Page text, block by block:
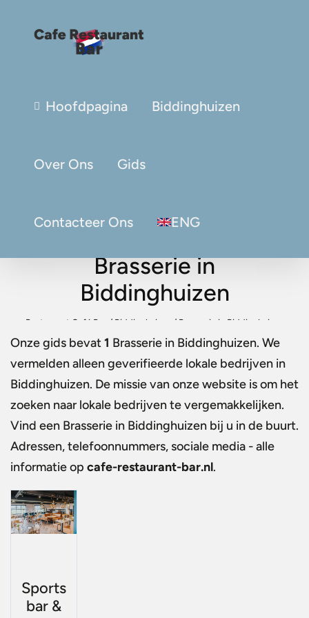
Hoofdpagina Biddinghuizen
Over Ons Gids
Contacteer Ons ENG
Brasserie in
Biddinghuizen
Restaurant Café Bar / Biddinghuizen / Brasserie in Biddinghuizen
Onze gids bevat1 Brasserie in Biddinghuizen. We
vermelden alleen geverifieerde lokale bedrijven in
Biddinghuizen. De missie van onze website is om het
zoeken naar lokale bedrijven te vergemakkelijken.
Vind een Brasserie in Biddinghuizen bij u in de buurt.
Adressen, telefoonnummers, sociale media - alle
informatie op cafe-restaurant-bar.nl.
Sports
bar &